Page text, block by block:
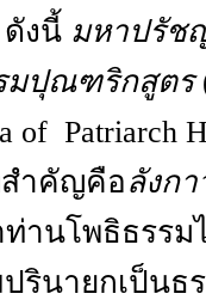
งนี้ มหาปรัช
มปุณฑริกสูตร
of Patriarch
ำคัญคือลังก
ท่านโพธิธรรม
รินายกเป็น